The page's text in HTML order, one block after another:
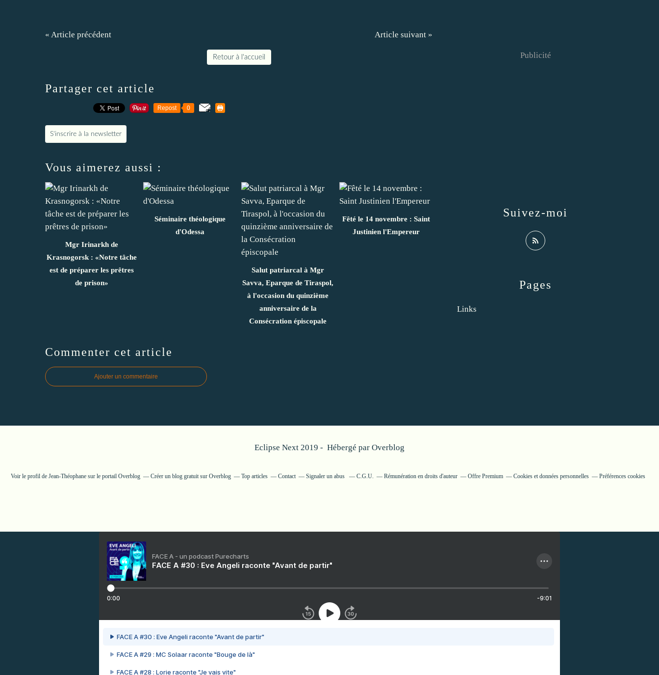
« Article précédent Article suivant »
Retour à l'accueil
Partager cet article
Repost 0
S'inscrire à la newsletter
Vous aimerez aussi :
Mgr Irinarkh de
Krasnogorsk : «Notre tâche
est de préparer les prêtres
de prison»
Séminaire théologique
d'Odessa
Salut patriarcal à Mgr
Savva, Eparque de Tiraspol,
à l'occasion du quinzième
anniversaire de la
Consécration épiscopale
Fêté le 14 novembre : Saint
Justinien l'Empereur
Commenter cet article
Ajouter un commentaire
Pages
Links
Suivez-moi
Publicité
Eclipse Next 2019 - Hébergé par Overblog
Voir le profil de Jean-Théophane sur le portail Overblog Créer un blog gratuit sur Overblog Top articles Contact Signaler un abus C.G.U. Rémunération en droits d'auteur Offre Premium Cookies et données personnelles Préférences cookies
FACE A - un podcast Purecharts
FACE A #30 : Eve Angeli raconte "Avant de partir"
0:00 -9:01
FACE A #30 : Eve Angeli raconte "Avant de partir"
FACE A #29 : MC Solaar raconte "Bouge de là"
FACE A #28 : Lorie raconte "Je vais vite"